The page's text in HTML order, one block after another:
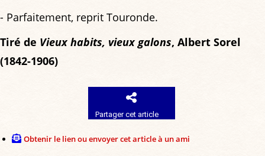
- Parfaitement, reprit Touronde.
Tiré de Vieux habits, vieux galons, Albert Sorel
(1842-1906)
Partager cet article
Obtenir le lien ou envoyer cet article à un ami